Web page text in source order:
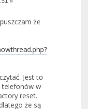
że
Jest to
telefonów w
reset.
że są